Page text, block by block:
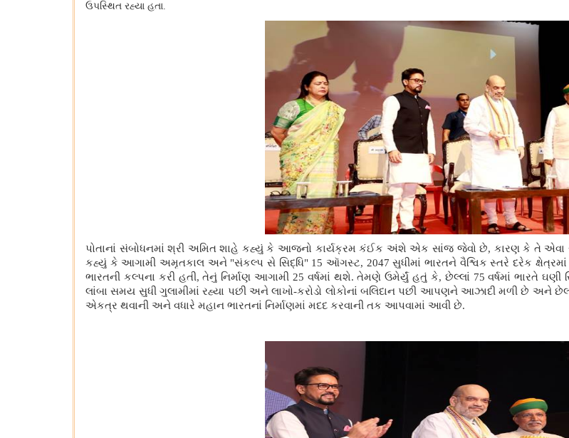
ઉપસ્થિત રહ્યા હતા.
પોતાનાં સંબોધનમાં શ્રી અમિત શાહે કહ્યું કે આજનો કાર્યક્રમ કંઈક અંશે એક સાંજ જેવો છે, કારણ કે તે એવા
કહ્યું કે આગામી અમૃતકાલ અને "સંકલ્પ સે સિદ્ધિ" 15 ઑગસ્ટ, 2047 સુધીમાં ભારતને વૈશ્વિક સ્તરે દરેક
ભારતની કલ્પના કરી હતી, તેનું નિર્માણ આગામી 25 વર્ષમાં થશે. તેમણે ઉમેર્યું હતું કે, છેલ્લાં 75 વર્ષમાં ભારતે
લાંબા સમય સુધી ગુલામીમાં રહ્યા પછી અને લાખો-કરોડો લોકોનાં બલિદાન પછી આપણને આઝાદી મળી છે અને
એકત્ર થવાની અને વધારે મહાન ભારતનાં નિર્માણમાં મદદ કરવાની તક આપવામાં આવી છે.